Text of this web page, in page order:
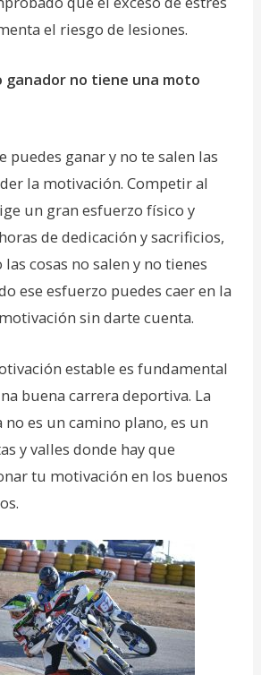
el riesgo de lesiones.
ganador no tiene una moto
puedes ganar y no te salen las
la motivación. Competir al
un gran esfuerzo físico y
de dedicación y sacrificios,
cosas no salen y no tienes
ese esfuerzo puedes caer en la
sin darte cuenta.
estable es fundamental
buena carrera deportiva. La
es un camino plano, es un
y valles donde hay que
tu motivación en los buenos